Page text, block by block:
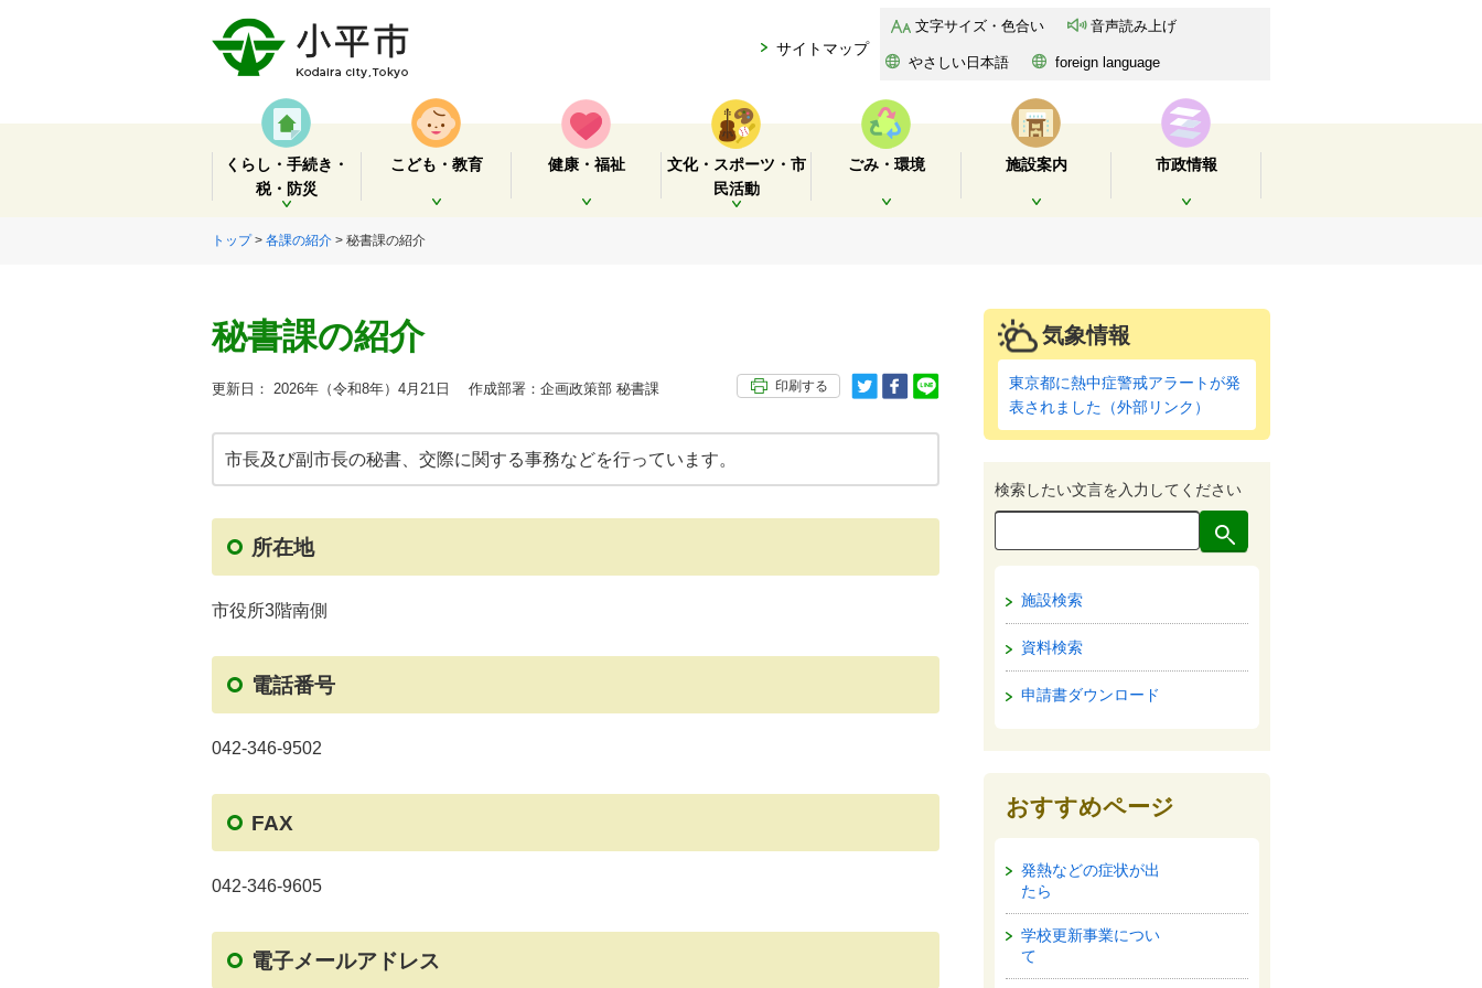
サイトマップ
文字サイズ・色合い 音声読み上げ
やさしい日本語 foreign language
くらし・手続き・
税・防災
開く
こども・教育
開く
健康・福祉
文化・スポーツ・市
民活動
ごみ・環境 施設案内 市政情報
トップ> 各課の紹介 > 秘書課の紹介
秘書課の紹介
更新日： 2026年（令和8年）4月21日 作成部署：企画政策部 秘書課 印刷する
市長及び副市長の秘書、交際に関する事務などを行っています。
所在地
市役所3階南側
電話番号
042-346-9502
FAX
042-346-9605
電子メールアドレス
気象情報
東京都に熱中症警戒アラートが発
表されました（外部リンク）
検索したい文言を入力してください
施設検索
資料検索
申請書ダウンロード
おすすめページ
発熱などの症状が出
たら
学校更新事業につい
て